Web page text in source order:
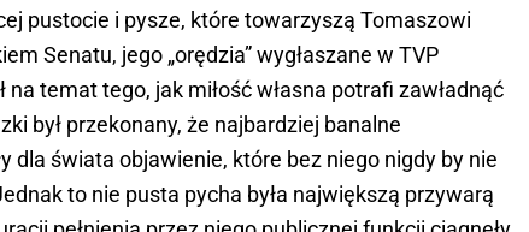
pustocie i pysze, które towarzyszą Tomaszowi
Senatu, jego „orędzia” wygłaszane w TVP
temat tego, jak miłość własna potrafi zawładnąć
był przekonany, że najbardziej banalne
dla świata objawienie, które bez niego nigdy by nie
to nie pusta pycha była największą przywarą